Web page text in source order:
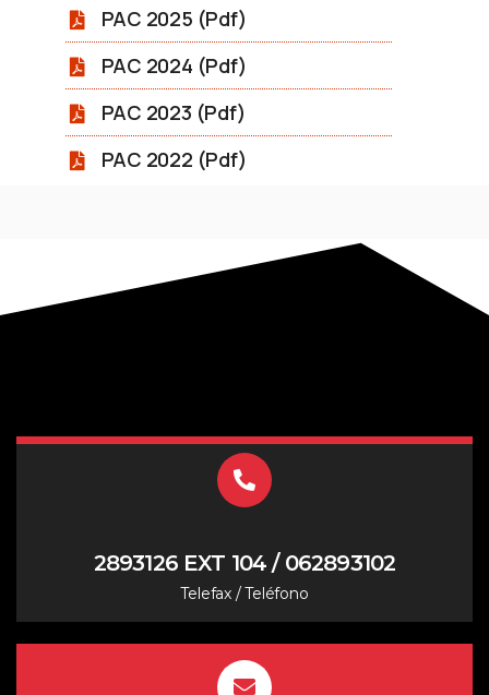
PAC 2025 (Pdf)
PAC 2024 (Pdf)
PAC 2023 (Pdf)
PAC 2022 (Pdf)
2893126 EXT 104 / 062893102
Telefax / Teléfono